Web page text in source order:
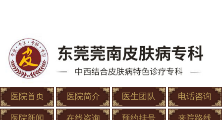
医院首页 医院简介 医生团队 电话咨询